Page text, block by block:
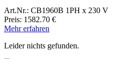
Art.Nr.: CB1960B 1PH x 230 V
Preis: 1582.70 €
Mehr erfahren
Leider nichts gefunden.